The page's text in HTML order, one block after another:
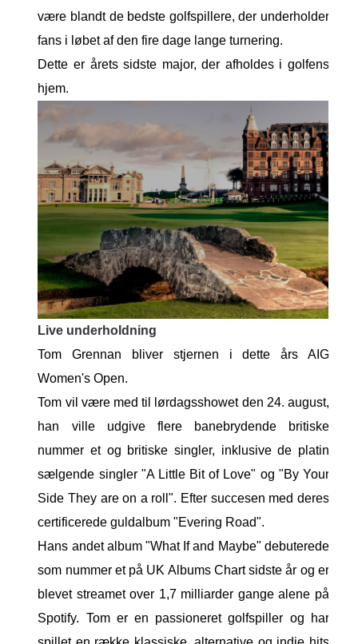
være blandt de bedste golfspillere, der underholder
fans i løbet af den fire dage lange turnering.
Dette er årets sidste major, der afholdes i golfens
hjem.
Live underholdning
Tom Grennan bliver stjernen i dette års AIG
Women's Open.
Tom vil være med til lørdagsshowet den 24. august,
han ville udgive flere banebrydende britiske
nummer et og britiske singler, inklusive de platin
sælgende singler "A Little Bit of Love" og "By Your
Side They are on a roll". Efter succesen med deres
certificerede guldalbum "Evering Road".
Hans andet album "What If and Maybe" debuterede
som nummer et på UK Albums Chart sidste år og er
blevet streamet over 1,7 milliarder gange alene på
Spotify. Tom er en passioneret golfspiller og har